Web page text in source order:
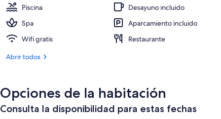
Bar junto a la piscina
Piscina
Desayuno incluido
Spa
Aparcamiento incluido
Wifi gratis
Restaurante
Abrir todos
Opciones de la habitación
Consulta la disponibilidad para estas fechas